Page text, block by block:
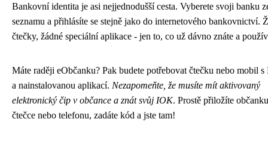
Bankovní identita je asi nejjednodušší cesta. Vyberete svoji banku
seznamu a přihlásíte se stejně jako do internetového bankovnictví.
čtečky, žádné speciální aplikace - jen to, co už dávno znáte a
Máte raději eObčanku? Pak budete potřebovat čtečku nebo mobil s
a nainstalovanou aplikací. Nezapomeňte, že musíte mít aktivovaný
elektronický čip v občance a znát svůj IOK. Prostě přiložíte
čtečce nebo telefonu, zadáte kód a jste tam!